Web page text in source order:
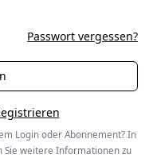
Passwort vergessen?
Login oder Abonnement? In
Sie weitere Informationen zu